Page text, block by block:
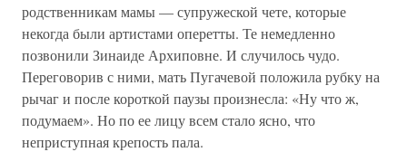
родственникам мамы — супружеской чете, которые
некогда были артистами оперетты. Те немедленно
позвонили Зинаиде Архиповне. И случилось чудо.
Переговорив с ними, мать Пугачевой положила рубку на
рычаг и после короткой паузы произнесла: «Ну что ж,
подумаем». Но по ее лицу всем стало ясно, что
неприступная крепость пала.